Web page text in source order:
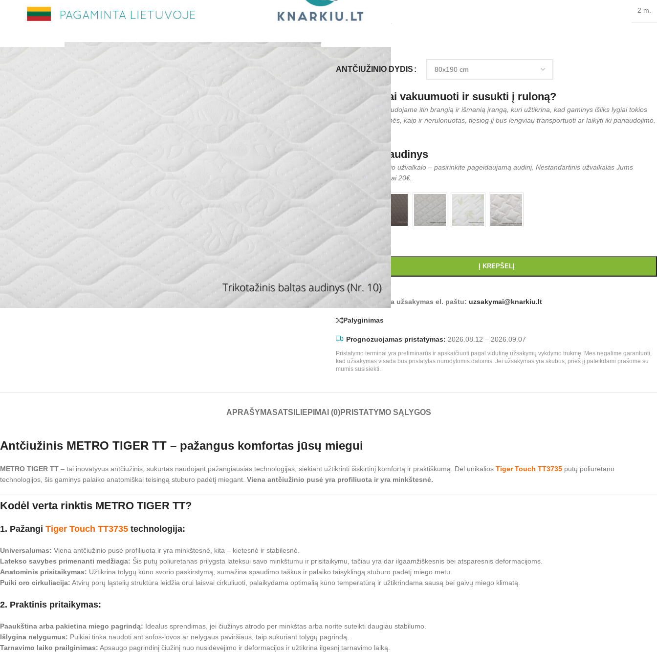
GARANTIJA 2 m.
ANTČIUŽINIO DYDIS
Nemokamai vakuumuoti ir susukti į ruloną?
Šiam procesui naudojame itin brangią ir išmanią įrangą, kuri užtikrina, kad gaminys išliks lygiai tokios
pat aukštos kokybės, kaip ir nerulonuotas, tiesiog jį bus lengviau transportuoti ar laikyti iki panaudojimo.
Užvalkalo audinys
Jei norite išskirtinio užvalkalo – pasirinkite pageidaujamą audinį. Nestandartinis užvalkalas Jums
kainuos papildomai 20€.
Į KREPŠELĮ
Konsultacija arba užsakymas el. paštu: uzsakymai@knarkiu.lt
Palyginimas
Prognozuojamas pristatymas: 2026.08.12 – 2026.09.07
Pristatymo terminai yra preliminarūs ir apskaičiuoti pagal vidutinę užsakymų vykdymo trukmę. Mes negalime garantuoti,
kad užsakymas visada bus pristatytas nurodytomis datomis. Jei užsakymas yra skubus, prieš jį pateikdami prašome su
mumis susisiekti.
APRAŠYMASATSILIEPIMAI (0)PRISTATYMO SĄLYGOS
Antčiužinis METRO TIGER TT – pažangus komfortas jūsų miegui
METRO TIGER TT – tai inovatyvus antčiužinis, sukurtas naudojant pažangiausias technologijas, siekiant užtikrinti išskirtinį komfortą ir praktiškumą. Dėl unikalios Tiger Touch TT3735 putų poliuretano
technologijos, šis gaminys palaiko anatomiškai teisingą stuburo padėtį miegant. Viena antčiužinio pusė yra profiliuota ir yra minkštesnė.
Kodėl verta rinktis METRO TIGER TT?
1. Pažangi Tiger Touch TT3735 technologija:
Universalumas: Viena antčiužinio pusė profiliuota ir yra minkštesnė, kita – kietesnė ir stabilesnė.
Latekso savybes primenanti medžiaga: Šis putų poliuretanas prilygsta lateksui savo minkštumu ir prisitaikymu, tačiau yra dar ilgaamžiškesnis bei atsparesnis deformacijoms.
Anatominis prisitaikymas: Užtikrina tolygų kūno svorio paskirstymą, sumažina spaudimo taškus ir palaiko taisyklingą stuburo padėtį miego metu.
Puiki oro cirkuliacija: Atvirų porų ląstelių struktūra leidžia orui laisvai cirkuliuoti, palaikydama optimalią kūno temperatūrą ir užtikrindama sausą bei gaivų miego klimatą.
2. Praktinis pritaikymas:
Paaukština arba pakietina miego pagrindą: Idealus sprendimas, jei čiužinys atrodo per minkštas arba norite suteikti daugiau stabilumo.
Išlygina nelygumus: Puikiai tinka naudoti ant sofos-lovos ar nelygaus paviršiaus, taip sukuriant tolygų pagrindą.
Tarnavimo laiko prailginimas: Apsaugo pagrindinį čiužinį nuo nusidėvėjimo ir deformacijos ir užtikrina ilgesnį tarnavimo laiką.